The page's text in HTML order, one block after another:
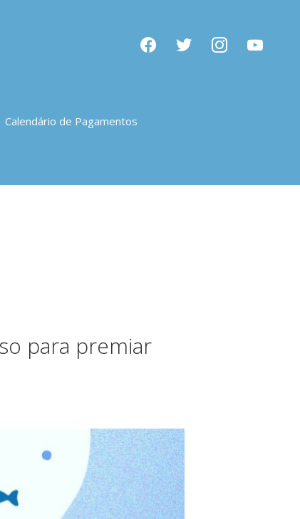
facebooktwitter instagramyoutube
Calendário de Pagamentos
para premiar